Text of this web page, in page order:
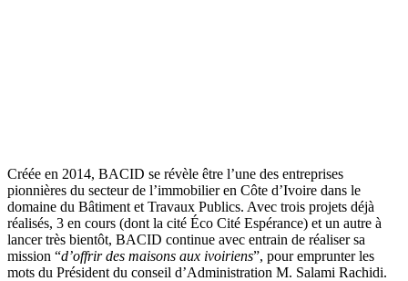
Créée en 2014, BACID se révèle être l’une des entreprises
pionnières du secteur de l’immobilier en Côte d’Ivoire dans le
domaine du Bâtiment et Travaux Publics. Avec trois projets déjà
réalisés, 3 en cours (dont la cité Éco Cité Espérance) et un autre à
lancer très bientôt, BACID continue avec entrain de réaliser sa
mission “d’offrir des maisons aux ivoiriens”, pour emprunter les
mots du Président du conseil d’Administration M. Salami Rachidi.